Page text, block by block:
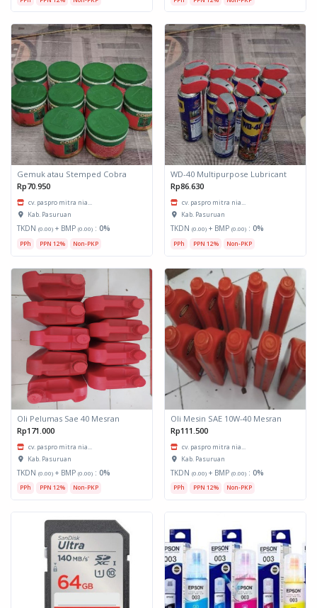
Gemuk atau Stemped Cobra
Rp70.950
cv. paspro mitra nia...
Kab. Pasuruan
TKDN (0.00) + BMP (0.00) : 0%
PPh PPN 12% Non-PKP
WD-40 Multipurpose Lubricant
Rp86.630
cv. paspro mitra nia...
Kab. Pasuruan
TKDN (0.00) + BMP (0.00) : 0%
PPh PPN 12% Non-PKP
Oli Pelumas Sae 40 Mesran
Rp171.000
cv. paspro mitra nia...
Kab. Pasuruan
TKDN (0.00) + BMP (0.00) : 0%
PPh PPN 12% Non-PKP
Oli Mesin SAE 10W-40 Mesran
Rp111.500
cv. paspro mitra nia...
Kab. Pasuruan
TKDN (0.00) + BMP (0.00) : 0%
PPh PPN 12% Non-PKP